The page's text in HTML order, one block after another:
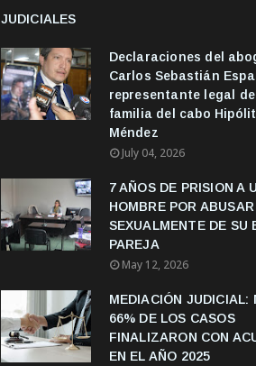
JUDICIALES
Declaraciones del
Carlos Sebastián
representante legal
familia del cabo
Méndez
July 04, 2026
7 AÑOS DE PRISION A
HOMBRE POR ABUSAR
SEXUALMENTE DE SU
PAREJA
May 12, 2026
MEDIACIÓN JUDICIAL:
66% DE LOS CASOS
FINALIZARON CON
EN EL AÑO 2025